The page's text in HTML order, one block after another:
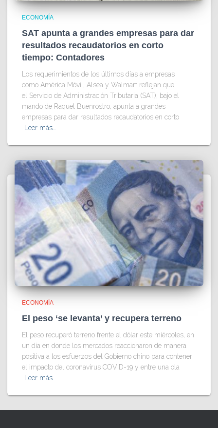
ECONOMÍA
SAT apunta a grandes empresas para dar
resultados recaudatorios en corto
tiempo: Contadores
Los requerimientos de los últimos días a empresas
como América Móvil, Alsea y Walmart reflejan que
el Servicio de Administración Tributaria (SAT), bajo el
mando de Raquel Buenrostro, apunta a grandes
empresas para dar resultados recaudatorios en corto
Leer más…
ECONOMÍA
El peso ‘se levanta’ y recupera terreno
El peso recuperó terreno frente el dólar este miércoles, en
un día en donde los mercados reaccionaron de manera
positiva a los esfuerzos del Gobierno chino para contener
el impacto del coronavirus COVID-19 y entre una ola
Leer más…